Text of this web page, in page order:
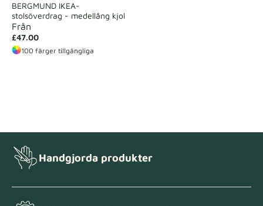
BERGMUND IKEA-
stolsöverdrag - medellång kjol
Från
£47.00
100 färger tillgängliga
Handgjorda produkter